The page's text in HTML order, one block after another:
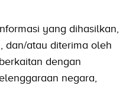
yang dihasilkan,
dan/atau diterima oleh
dengan
negara,